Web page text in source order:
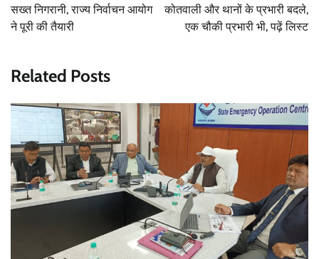
सख्त निगरानी, राज्य निर्वाचन आयोग
ने पूरी की तैयारी
कोतवाली और थानों के प्रभारी बदले,
एक चौकी प्रभारी भी, पढ़ें लिस्ट
Related Posts